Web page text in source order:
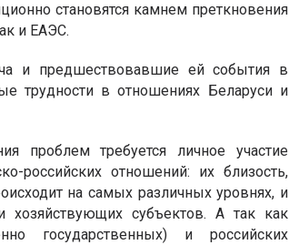
становятся камнем преткновения
и ЕАЭС.
и предшествовавшие ей события в
трудности в отношениях Беларуси и
проблем требуется личное участие
российских отношений: их близость,
на самых различных уровнях, и
хозяйствующих субъектов. А так как
государственных) и российских